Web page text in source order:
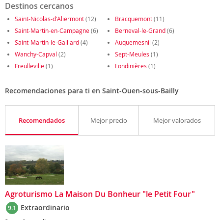
Destinos cercanos
Saint-Nicolas-d'Aliermont(12) Bracquemont(11)
Saint-Martin-en-Campagne(6) Berneval-le-Grand(6)
Saint-Martin-le-Gaillard(4) Auquemesnil (2)
Wanchy-Capval (2) Sept-Meules (1)
Freulleville(1) Londinières (1)
Recomendaciones para ti en Saint-Ouen-sous-Bailly
Recomendados Mejor precio Mejor valorados
Agroturismo La Maison Du Bonheur "le Petit Four"
9.1 Extraordinario